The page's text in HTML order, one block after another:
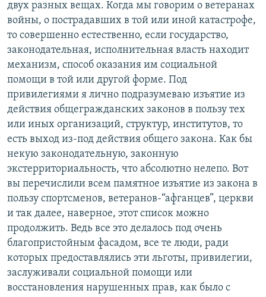
двух разных вещах. Когда мы говорим о ветеранах
войны, о пострадавших в той или иной катастрофе,
то совершенно естественно, если государство,
законодательная, исполнительная власть находит
механизм, способ оказания им социальной
помощи в той или другой форме. Под
привилегиями я лично подразумеваю изъятие из
действия общегражданских законов в пользу тех
или иных организаций, структур, институтов, то
есть выход из-под действия общего закона. Как бы
некую законодательную, законную
экстерриториальность, что абсолютно нелепо. Вот
вы перечислили всем памятное изъятие из закона в
пользу спортсменов, ветеранов-“афганцев”, церкви
и так далее, наверное, этот список можно
продолжить. Ведь все это делалось под очень
благопристойным фасадом, все те люди, ради
которых предоставлялись эти льготы, привилегии,
заслуживали социальной помощи или
восстановления нарушенных прав, как было с